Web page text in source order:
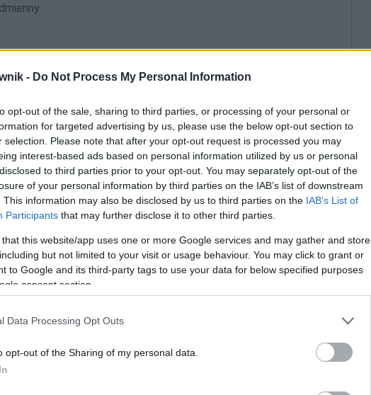
- Do Not Process My Personal Information
opt-out of the sale, sharing to third parties, or processing of your personal or
for targeted advertising by us, please use the below opt-out section to
selection. Please note that after your opt-out request is processed you may
interest-based ads based on personal information utilized by us or personal
to third parties prior to your opt-out. You may separately opt-out of the
of your personal information by third parties on the IAB’s list of downstream
This information may also be disclosed by us to third parties on the IAB’s List of
Participants that may further disclose it to other third parties.
that this website/app uses one or more Google services and may gather and store
but not limited to your visit or usage behaviour. You may click to grant or
to Google and its third-party tags to use your data for below specified purposes
consent section.
Data Processing Opt Outs
opt-out of the Sharing of my personal data.
czekistach; czekistami; czekistę; czekisto; czekistom;